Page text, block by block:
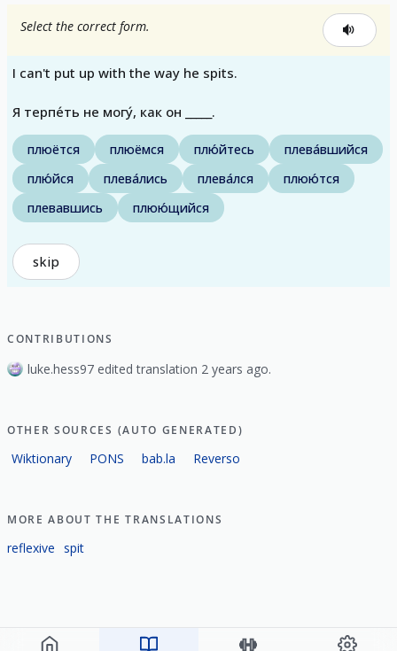
Select the correct form.
I can't put up with the way he spits.
Я терпе́ть не могу́, как он _____.
плюётся плюёмся плю́йтесь
плева́вшийся
плю́йся
плева́лись плева́лся
плюю́тся
плевавшись
плюю́щийся
skip
CONTRIBUTIONS
luke.hess97 edited translation 2 years ago.
OTHER SOURCES (AUTO GENERATED)
Wiktionary PONS bab.la Reverso
MORE ABOUT THE TRANSLATIONS
reflexive spit